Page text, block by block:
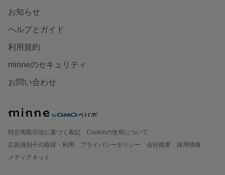
お知らせ
ヘルプとガイド
利用規約
minneのセキュリティ
お問い合わせ
特定商取引法に基づく表記
Cookieの使用について
広告識別子の取得・利用
プライバシーポリシー 会社概要
採用情報
メディアキット